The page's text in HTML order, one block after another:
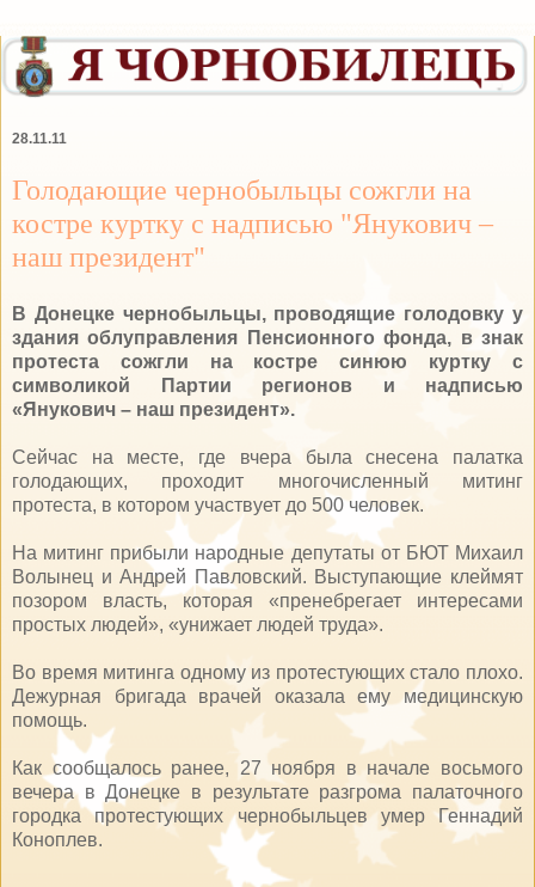
28.11.11
Голодающие чернобыльцы сожгли на
костре куртку с надписью "Янукович –
наш президент"
В Донецке чернобыльцы, проводящие голодовку у
здания облуправления Пенсионного фонда, в знак
протеста сожгли на костре синюю куртку с
символикой Партии регионов и надписью
«Янукович – наш президент».
Сейчас на месте, где вчера была снесена палатка
голодающих, проходит многочисленный митинг
протеста, в котором участвует до 500 человек.
На митинг прибыли народные депутаты от БЮТ Михаил
Волынец и Андрей Павловский. Выступающие клеймят
позором власть, которая «пренебрегает интересами
простых людей», «унижает людей труда».
Во время митинга одному из протестующих стало плохо.
Дежурная бригада врачей оказала ему медицинскую
помощь.
Как сообщалось ранее, 27 ноября в начале восьмого
вечера в Донецке в результате разгрома палаточного
городка протестующих чернобыльцев умер Геннадий
Коноплев.